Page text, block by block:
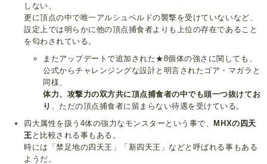
しない、
更に頂点の中で唯一アルシュベルドの襲撃を受けていないなど、
設定上では明らかに他の頂点捕食者よりも上位の存在であること
を匂わされている。
またアップデートで追加された★8個体の強さに関しても、
公式からチャレンジングな設計と明言されたゴア・マガラと
同様、
体力、攻撃力の双方共に頂点捕食者の中でも頭一つ抜けてお
り
、ただの頂点捕食者に留まらない待遇を受けている。
四大属性を扱う4体の強力なモンスターという事で、MHXの四天
王 と比較される事もある。
時には「禁足地の四天王」「新四天王」などと呼ばれる事もある
ようだ。